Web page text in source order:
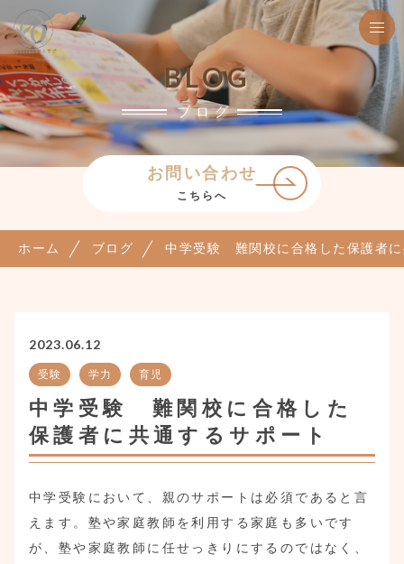
BLOG
ブログ
お問い合わせ
こちらへ
ホーム ブログ 中学受験 難関校に合格した保護者
2023.06.12
受験 学力 育児
中学受験 難関校に合格した
保護者に共通するサポート
中学受験において、親のサポートは必須であると言
えます。塾や家庭教師を利用する家庭も多いです
が、塾や家庭教師に任せっきりにするのではなく、